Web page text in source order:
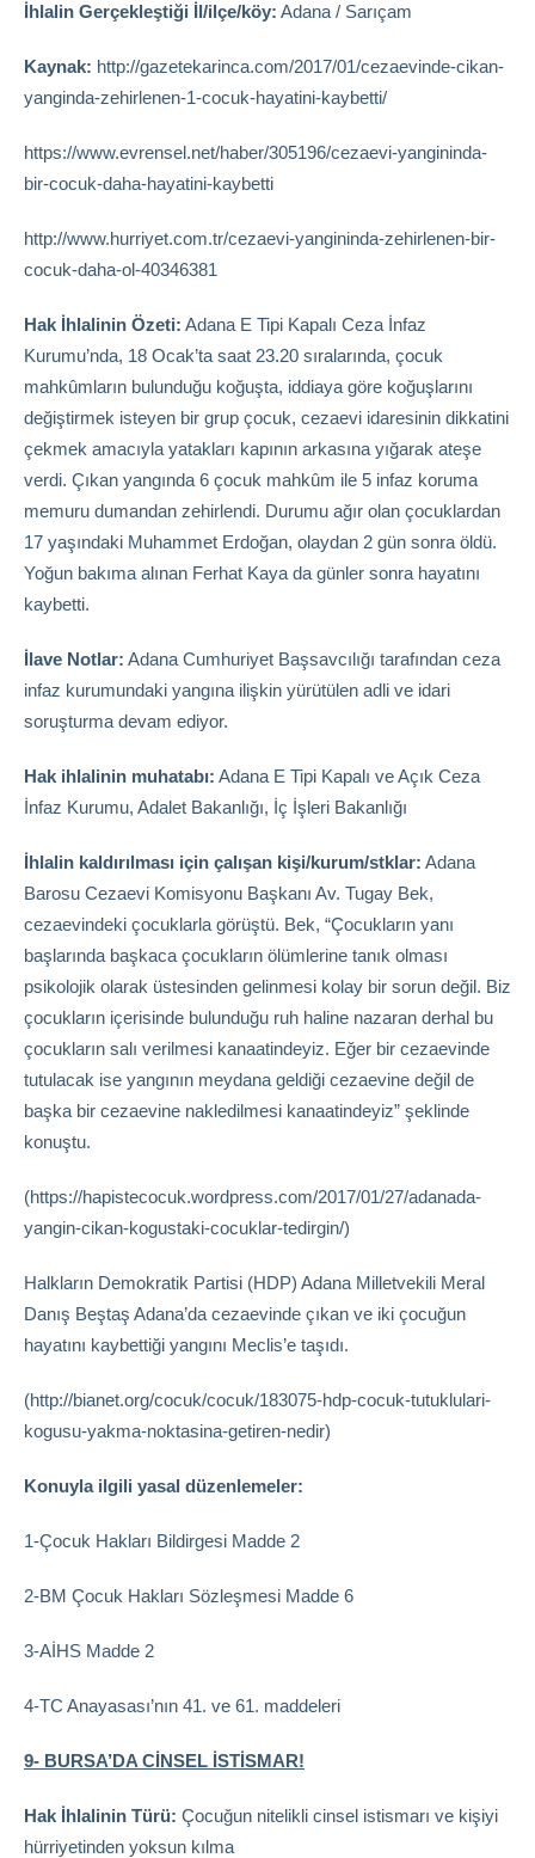
İhlalin Gerçekleştiği İl/ilçe/köy: Adana / Sarıçam
Kaynak: http://gazetekarinca.com/2017/01/cezaevinde-cikan-
yanginda-zehirlenen-1-cocuk-hayatini-kaybetti/
https://www.evrensel.net/haber/305196/cezaevi-yangininda-
bir-cocuk-daha-hayatini-kaybetti
http://www.hurriyet.com.tr/cezaevi-yangininda-zehirlenen-bir-
cocuk-daha-ol-40346381
Hak İhlalinin Özeti: Adana E Tipi Kapalı Ceza İnfaz
Kurumu’nda, 18 Ocak’ta saat 23.20 sıralarında, çocuk
mahkûmların bulunduğu koğuşta, iddiaya göre koğuşlarını
değiştirmek isteyen bir grup çocuk, cezaevi idaresinin dikkatini
çekmek amacıyla yatakları kapının arkasına yığarak ateşe
verdi. Çıkan yangında 6 çocuk mahkûm ile 5 infaz koruma
memuru dumandan zehirlendi. Durumu ağır olan çocuklardan
17 yaşındaki Muhammet Erdoğan, olaydan 2 gün sonra öldü.
Yoğun bakıma alınan Ferhat Kaya da günler sonra hayatını
kaybetti.
İlave Notlar: Adana Cumhuriyet Başsavcılığı tarafından ceza
infaz kurumundaki yangına ilişkin yürütülen adli ve idari
soruşturma devam ediyor.
Hak ihlalinin muhatabı: Adana E Tipi Kapalı ve Açık Ceza
İnfaz Kurumu, Adalet Bakanlığı, İç İşleri Bakanlığı
İhlalin kaldırılması için çalışan kişi/kurum/stklar: Adana
Barosu Cezaevi Komisyonu Başkanı Av. Tugay Bek,
cezaevindeki çocuklarla görüştü. Bek, “Çocukların yanı
başlarında başkaca çocukların ölümlerine tanık olması
psikolojik olarak üstesinden gelinmesi kolay bir sorun değil. Biz
çocukların içerisinde bulunduğu ruh haline nazaran derhal bu
çocukların salı verilmesi kanaatindeyiz. Eğer bir cezaevinde
tutulacak ise yangının meydana geldiği cezaevine değil de
başka bir cezaevine nakledilmesi kanaatindeyiz” şeklinde
konuştu.
(https://hapistecocuk.wordpress.com/2017/01/27/adanada-
yangin-cikan-kogustaki-cocuklar-tedirgin/)
Halkların Demokratik Partisi (HDP) Adana Milletvekili Meral
Danış Beştaş Adana’da cezaevinde çıkan ve iki çocuğun
hayatını kaybettiği yangını Meclis’e taşıdı.
(http://bianet.org/cocuk/cocuk/183075-hdp-cocuk-tutuklulari-
kogusu-yakma-noktasina-getiren-nedir)
Konuyla ilgili yasal düzenlemeler:
1-Çocuk Hakları Bildirgesi Madde 2
2-BM Çocuk Hakları Sözleşmesi Madde 6
3-AİHS Madde 2
4-TC Anayasası’nın 41. ve 61. maddeleri
9- BURSA’DA CİNSEL İSTİSMAR!
Hak İhlalinin Türü: Çocuğun nitelikli cinsel istismarı ve kişiyi
hürriyetinden yoksun kılma